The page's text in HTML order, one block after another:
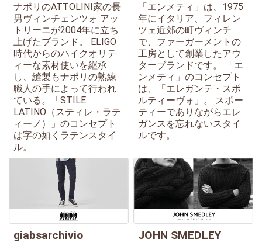
ナポリのATTOLINI家の長
男ヴィンチェンツォ アッ
トリーニが2004年に立ち
上げたブランド。 ELIGO
時代からのハイクオリテ
ィーな素材使いを継承
し、縫製もナポリの熟練
職人の手によって行われ
ている。「STILE
LATINO（スティレ・ラテ
ィーノ）」のコンセプト
は字の如くラテンスタイ
ル。
「エンメティ」は、1975
年にイタリア、フィレン
ツェ近郊の町ヴィンチ
で、ファーガーメントの
工房として創業したアウ
ターブランドです。 「エ
ンメティ」のコンセプト
は、「エレガンテ・スポ
ルティーヴォ」。 スポー
ティーでありながらエレ
ガンスを忘れないスタイ
ルです。
giabsarchivio JOHN SMEDLEY